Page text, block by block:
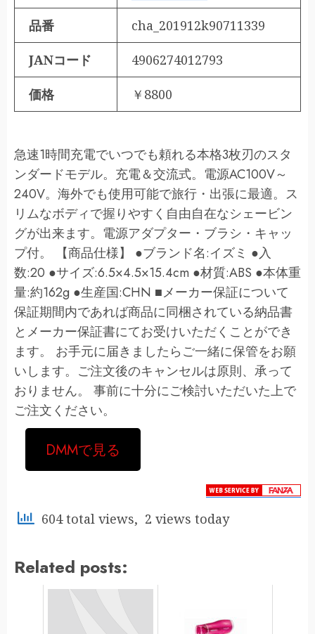
品番 cha_201912k90711339
JANコード 4906274012793
価格 ￥8800
急速1時間充電でいつでも頼れる本格3枚刃のスタ
ンダードモデル。充電＆交流式。電源AC100V～
240V。海外でも使用可能で旅行・出張に最適。ス
リムなボディで握りやすく自由自在なシェービン
グが出来ます。電源アダプター・ブラシ・キャッ
プ付。 【商品仕様】 ●ブランド名:イズミ ●入
数:20 ●サイズ:6.5×4.5×15.4cm ●材質:ABS ●本体重
量:約162g ●生産国:CHN ■メーカー保証について
保証期間内であれば商品に同梱されている納品書
とメーカー保証書にてお受けいただくことができ
ます。 お手元に届きましたらご一緒に保管をお願
いします。ご注文後のキャンセルは原則、承って
おりません。 事前に十分にご検討いただいた上で
ご注文ください。
DMMで見る
604 total views, 2 views today
Related posts: